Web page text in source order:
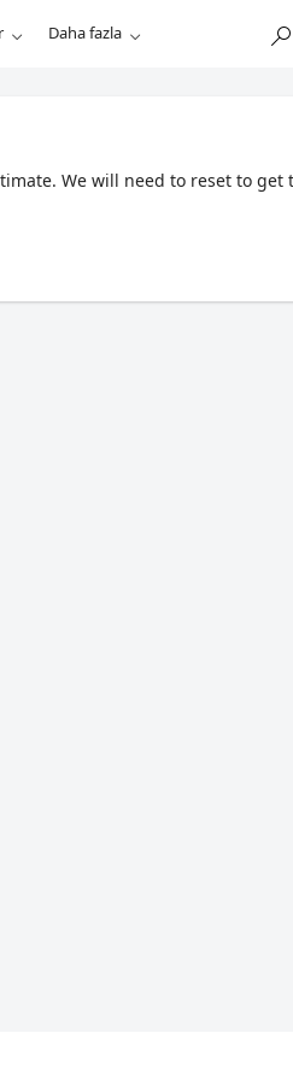
Daha fazla
We will need to reset to